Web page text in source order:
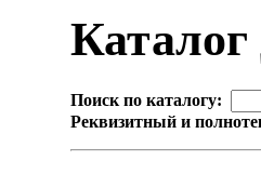
Поиск по каталогу:
Реквизитный и